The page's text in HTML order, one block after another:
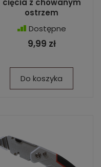
cięcia z chowanym
ostrzem
Dostępne
9,99 zł
Do koszyka